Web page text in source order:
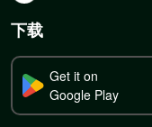
下载
Get it on
Google Play